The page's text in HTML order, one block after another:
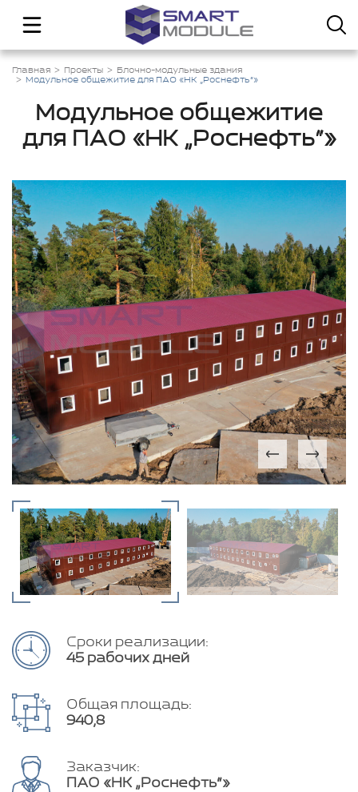
Главная Проекты
Блочно-модульные здания
Модульное общежитие для ПАО «НК „Роснефть“»
Модульное общежитие
для ПАО «НК „Роснефть“»
Сроки реализации:
45 рабочих дней
Общая площадь:
940,8
Заказчик:
ПАО «НК „Роснефть“»